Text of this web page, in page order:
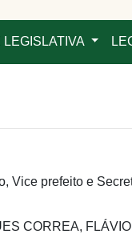
Vice prefeito e
CORREA,